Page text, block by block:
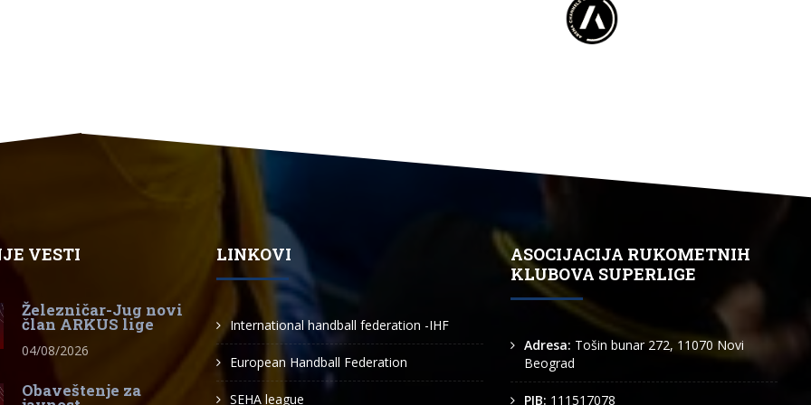
VESTI
Železničar-Jug novi
član ARKUS lige
04/08/2026
Obaveštenje za
LINKOVI
International handball federation -IHF
European Handball Federation
SEHA league
ASOCIJACIJA RUKOMETNIH
KLUBOVA SUPERLIGE
Adresa: Tošin bunar 272, 11070 Novi
Beograd
PIB: 111517078